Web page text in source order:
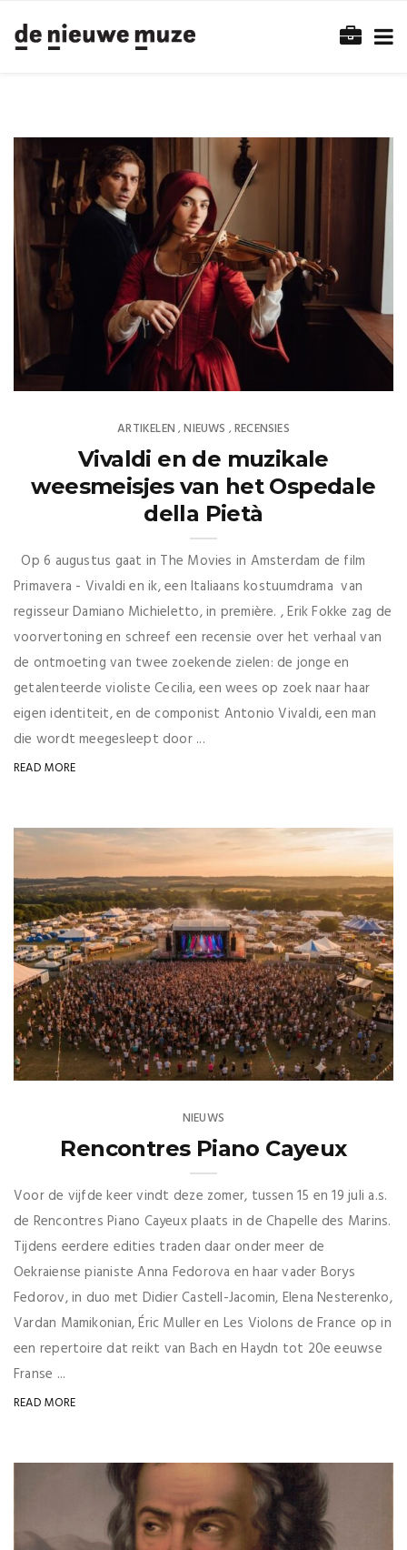
ARTIKELEN ,NIEUWS ,RECENSIES
Vivaldi en de muzikale
weesmeisjes van het Ospedale
della Pietà
Op 6 augustus gaat in The Movies in Amsterdam de film
Primavera - Vivaldi en ik, een Italiaans kostuumdrama van
regisseur Damiano Michieletto, in première. , Erik Fokke zag de
voorvertoning en schreef een recensie over het verhaal van
de ontmoeting van twee zoekende zielen: de jonge en
getalenteerde violiste Cecilia, een wees op zoek naar haar
eigen identiteit, en de componist Antonio Vivaldi, een man
die wordt meegesleept door ...
READ MORE
NIEUWS
Rencontres Piano Cayeux
Voor de vijfde keer vindt deze zomer, tussen 15 en 19 juli a.s.
de Rencontres Piano Cayeux plaats in de Chapelle des Marins.
Tijdens eerdere edities traden daar onder meer de
Oekraiense pianiste Anna Fedorova en haar vader Borys
Fedorov, in duo met Didier Castell-Jacomin, Elena Nesterenko,
Vardan Mamikonian, Éric Muller en Les Violons de France op in
een repertoire dat reikt van Bach en Haydn tot 20e eeuwse
Franse ...
READ MORE